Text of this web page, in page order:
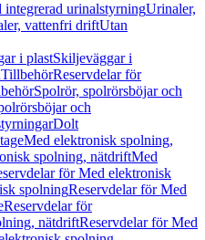
integrerad urinalstyrningUrinaler,
vattenfri driftUtan
i plastSkiljeväggar i
TillbehörReservdelar för
Spolrör, spolrörsböjar och
och
Dolt
Med elektronisk spolning,
spolning, nätdriftMed
för Med elektronisk
spolningReservdelar för Med
Reservdelar för
nätdriftReservdelar för Med